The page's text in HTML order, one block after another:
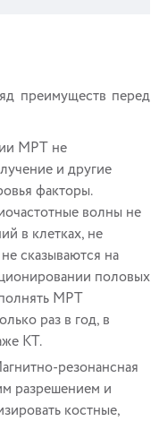
преимуществ перед
МРТ не
и другие
факторы.
волны не
в клетках, не
сказываются на
половых
МРТ
раз в год, в
КТ.
резонансная
разрешением и
костные,